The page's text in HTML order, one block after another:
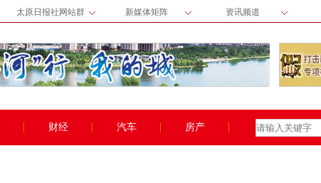
太原日报社网站群 新媒体矩阵 资讯频道
财经 汽车 房产